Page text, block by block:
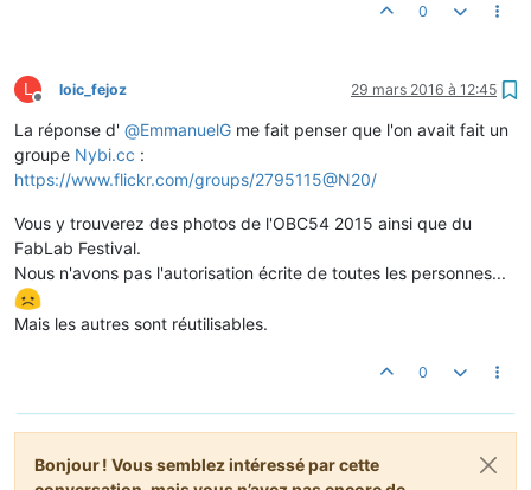
0
L
Hors-ligne
loic_fejoz 29 mars 2016 à 12:45
La réponse d' @EmmanuelG me fait penser que l'on avait fait un
groupe Nybi.cc :
https://www.flickr.com/groups/2795115@N20/
Vous y trouverez des photos de l'OBC54 2015 ainsi que du
FabLab Festival.
Nous n'avons pas l'autorisation écrite de toutes les personnes...
Mais les autres sont réutilisables.
0
Bonjour ! Vous semblez intéressé par cette